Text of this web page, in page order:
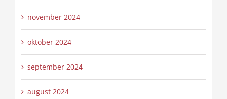
november 2024
oktober 2024
september 2024
august 2024